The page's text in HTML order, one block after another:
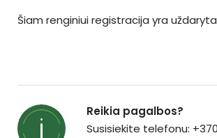
Šiam renginiui registracija yra uždaryta
Reikia pagalbos?
Susisiekite telefonu: